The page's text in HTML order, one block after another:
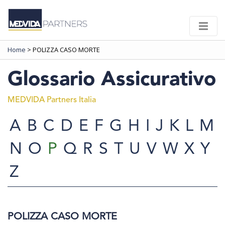
Home > POLIZZA CASO MORTE
Glossario Assicurativo
MEDVIDA Partners Italia
A B C D E F G H I J K L M
N O P Q R S T U V W X Y
Z
POLIZZA CASO MORTE